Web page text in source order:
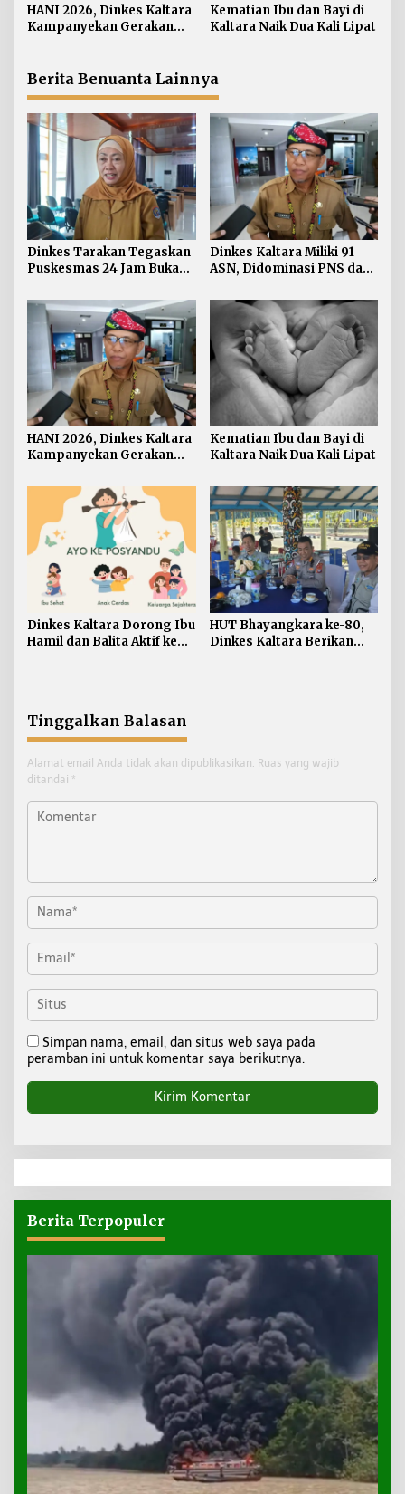
s
Pasien BPJS
HANI 2026, Dinkes Kaltara
Kampanyekan Gerakan
Kematian Ibu dan Bayi di
Kaltara Naik Dua Kali Lipat
Berita Benuanta Lainnya
Dinkes Tarakan Tegaskan
Puskesmas 24 Jam Bukan
Pasien BPJS
Dinkes Kaltara Miliki 91
ASN, Didominasi PNS dan
HANI 2026, Dinkes Kaltara
Kampanyekan Gerakan
Kematian Ibu dan Bayi di
Kaltara Naik Dua Kali Lipat
Dinkes Kaltara Dorong Ibu
Hamil dan Balita Aktif ke
HUT Bhayangkara ke-80,
Dinkes Kaltara Berikan
Tinggalkan Balasan
Alamat email Anda tidak akan dipublikasikan. Ruas yang wajib
ditandai *
Simpan nama, email, dan situs web saya pada
peramban ini untuk komentar saya berikutnya.
Berita Terpopuler